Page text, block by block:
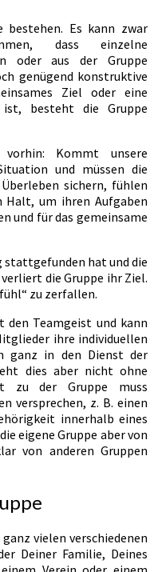
bestehen. Es kann zwar
dass einzelne
oder aus der Gruppe
genügend konstruktive
Ziel oder eine
besteht die Gruppe
Kommt unsere
und müssen die
sichern, fühlen
um ihren Aufgaben
und für das gemeinsame
stattgefunden hat und die
die Gruppe ihr Ziel.
zu zerfallen.
den Teamgeist und kann
ihre individuellen
ganz in den Dienst der
dies aber nicht ohne
zu der Gruppe muss
versprechen, z. B. einen
innerhalb eines
eigene Gruppe aber von
von anderen Gruppen
vielen verschiedenen
Deiner Familie, Deines